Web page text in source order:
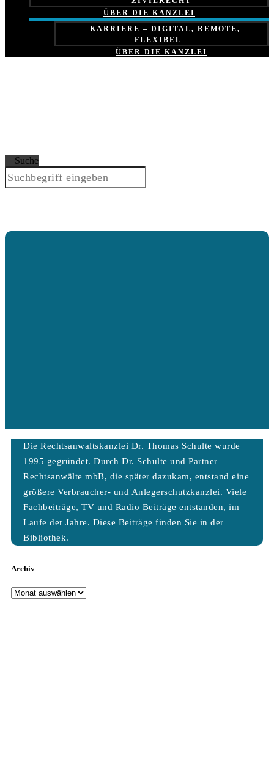
ÜBER DIE KANZLEI
KARRIERE – DIGITAL, REMOTE,
FLEXIBEL
ÜBER DIE KANZLEI
Suche
Die Rechtsanwaltskanzlei Dr. Thomas Schulte wurde
1995 gegründet. Durch Dr. Schulte und Partner
Rechtsanwälte mbB, die später dazukam, entstand eine
größere Verbraucher- und Anlegerschutzkanzlei. Viele
Fachbeiträge, TV und Radio Beiträge entstanden, im
Laufe der Jahre. Diese Beiträge finden Sie in der
Bibliothek.
Archiv
Archiv